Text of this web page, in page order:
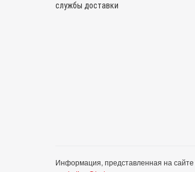
службы доставки
Информация, представленная на сайте